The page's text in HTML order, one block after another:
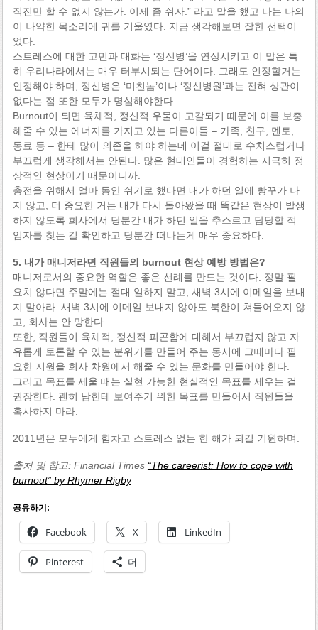
직진만 할 수 없지 않는가. 이제 좀 쉬자.” 라고 말을 했고 나는 나의
이 나약한 목소리에 귀를 기울였다. 지금 생각해보면 잘한 선택이
었다.
스트레스에 대한 고민과 대화는 ‘정신병’을 연상시키고 이 말은 특
히 우리나라에서는 매우 터부시되는 단어이다. 그래도 인정할거는
인정해야 하며, 정신병은 ‘미친놈’이나 ‘정신병원’과는 전혀 상관이
없다는 점 또한 모두가 명심해야한다
Burnout이 되면 육체적, 정신적 우물이 고갈되기 때문에 이를 보충
해줄 수 있는 에너지를 가지고 있는 다른이들 – 가족, 친구, 멘토,
동료 등 – 한테 많이 의존을 해야 하는데 이걸 절대로 수치스럽거나
부끄럽게 생각해서는 안된다. 많은 현대인들이 경험하는 지극히 정
상적인 현상이기 때문이니까.
충전을 위해서 얼마 동안 쉬기로 했다면 내가 하던 일에 빵꾸가 나
지 않고, 더 중요한 거는 내가 다시 돌아왔을 때 똑같은 현상이 발생
하지 않도록 회사에서 당분간 내가 하던 일을 추스르고 담당할 적
임자를 찾는 걸 확인하고 당분간 떠나는게 매우 중요하다.
5. 내가 매니저라면 직원들의 burnout 현상 예방 방법은?
매니저로서의 중요한 역할은 좋은 선례를 만드는 것이다. 정말 필
요치 않다면 주말에는 절대 일하지 말고, 새벽 3시에 이메일을 보내
지 말아라. 새벽 3시에 이메일 보내지 않아도 북한이 쳐들어오지 않
고, 회사는 안 망한다.
또한, 직원들이 육체적, 정신적 피곤함에 대해서 부끄럽지 않고 자
유롭게 토론할 수 있는 분위기를 만들어 주는 동시에 그때마다 필
요한 지원을 회사 차원에서 해줄 수 있는 문화를 만들어야 한다.
그리고 목표를 세울 때는 실현 가능한 현실적인 목표를 세우는 걸
권장한다. 괜히 남한테 보여주기 위한 목표를 만들어서 직원들을
혹사하지 마라.
2011년은 모두에게 힘차고 스트레스 없는 한 해가 되길 기원하며.
출처 및 참고: Financial Times “The careerist: How to cope with
burnout” by Rhymer Rigby
공유하기:
Facebook X LinkedIn
Pinterest 더